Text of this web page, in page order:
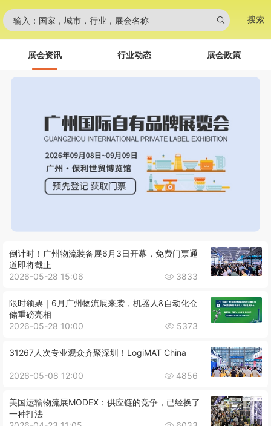
输入：国家，城市，行业，展会名称 搜索
展会资讯 行业动态 展会政策
倒计时！广州物流装备展6月3日开幕，免费门票通
道即将截止
2026-05-28 15:06
3833
限时领票｜6月广州物流展来袭，机器人&自动化仓
储重磅亮相
2026-05-28 10:00
5373
31267人次专业观众齐聚深圳！LogiMAT China
2026-05-08 12:00 4856
美国运输物流展MODEX：供应链的竞争，已经换了
一种打法